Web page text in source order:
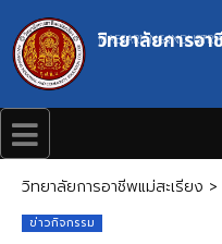
วิทยาลัยการอา
MAESARIANG
วิทยาลัยการอาชีพแม่สะเรียง >
ข่าวกิจกรรม